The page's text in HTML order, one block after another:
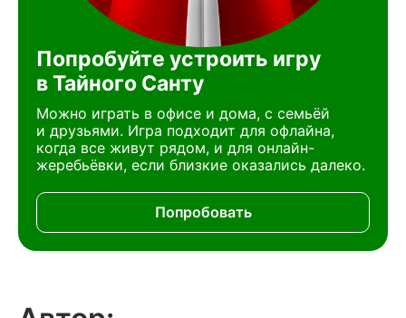
Попробуйте устроить игру
в Тайного Санту
Можно играть в офисе и дома, с семьёй
и друзьями. Игра подходит для офлайна,
когда все живут рядом, и для онлайн-
жеребьёвки, если близкие оказались далеко.
Попробовать